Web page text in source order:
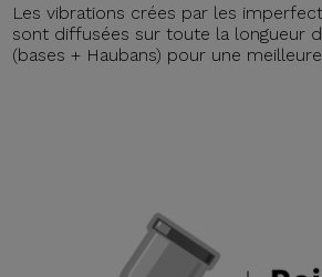
Les vibrations crées par les
sont diffusées sur toute la longueur
(bases + Haubans) pour une